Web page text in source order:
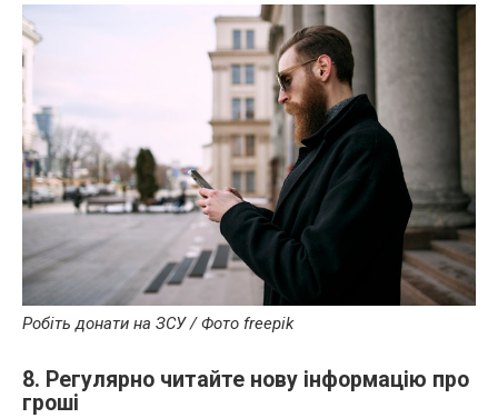
Робіть донати на ЗСУ / Фото freepik
8. Регулярно читайте нову інформацію про
гроші